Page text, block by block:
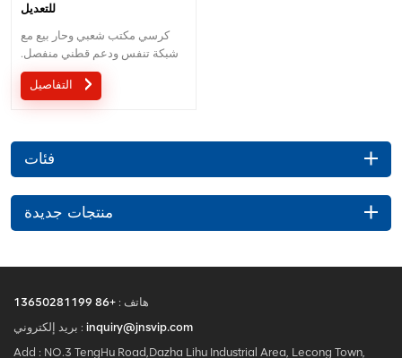
للتعديل
كرسي مكتب شعبي وحار بيع مع
شبكة تنفس ودعم قطني منفصل.
الخدمة المخصصة مع احتياجاتك
مقبولة.
فئات
منتجات جديدة
هاتف : +86 13650281199
بريد إلكتروني : inquiry@jnsvip.com
Add : NO.3 TengHu Road,Dazha Lihu Industrial Area, Lecong Town,